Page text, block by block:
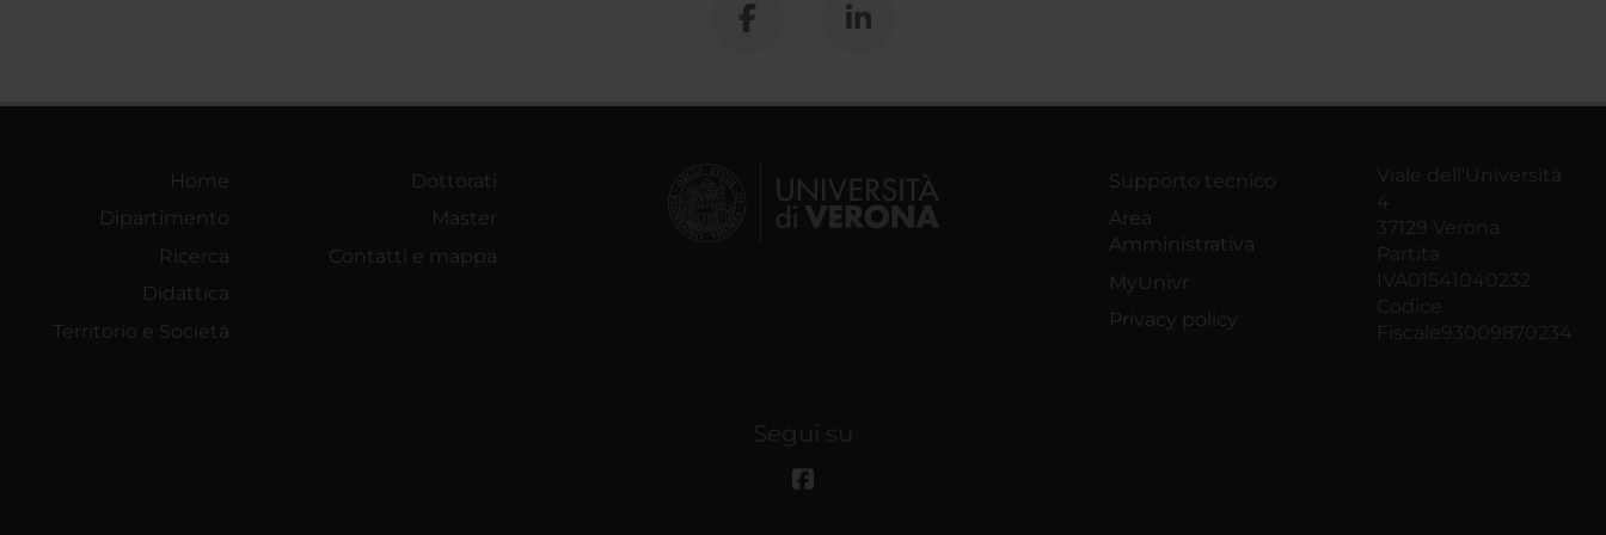
Home
Dipartimento
Ricerca
Didattica
Territorio e Società
Dottorati
Master
Contatti e mappa
Supporto tecnico
Area
Amministrativa
MyUnivr
Privacy policy
Viale dell'Università
4
37129 Verona
Partita
IVA01541040232
Codice
Fiscale93009870234
Segui su